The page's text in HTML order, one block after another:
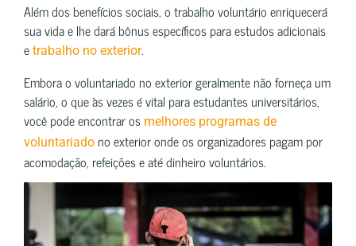
Além dos benefícios sociais, o trabalho voluntário enriquecerá
sua vida e lhe dará bônus específicos para estudos adicionais
e trabalho no exterior.
Embora o voluntariado no exterior geralmente não forneça um
salário, o que às vezes é vital para estudantes universitários,
você pode encontrar os melhores programas de
voluntariado no exterior onde os organizadores pagam por
acomodação, refeições e até dinheiro voluntários.